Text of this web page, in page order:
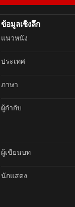
ข้อมูลเชิงลึก
แนวหนัง
ประเทศ
ภาษา
ผู้กำกับ
ผู้เขียนบท
นักแสดง